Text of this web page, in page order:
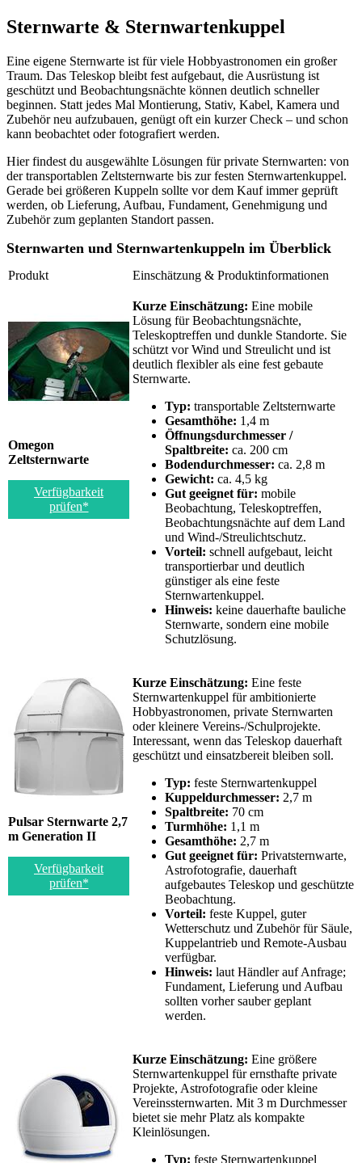
Sternwarte & Sternwartenkuppel
Eine eigene Sternwarte ist für viele Hobbyastronomen ein großer
Traum. Das Teleskop bleibt fest aufgebaut, die Ausrüstung ist
geschützt und Beobachtungsnächte können deutlich schneller
beginnen. Statt jedes Mal Montierung, Stativ, Kabel, Kamera und
Zubehör neu aufzubauen, genügt oft ein kurzer Check – und schon
kann beobachtet oder fotografiert werden.
Hier findest du ausgewählte Lösungen für private Sternwarten: von
der transportablen Zeltsternwarte bis zur festen Sternwartenkuppel.
Gerade bei größeren Kuppeln sollte vor dem Kauf immer geprüft
werden, ob Lieferung, Aufbau, Fundament, Genehmigung und
Zubehör zum geplanten Standort passen.
Sternwarten und Sternwartenkuppeln im Überblick
Produkt Einschätzung & Produktinformationen
Omegon
Zeltsternwarte
Verfügbarkeit
prüfen*
Kurze Einschätzung: Eine mobile
Lösung für Beobachtungsnächte,
Teleskoptreffen und dunkle Standorte. Sie
schützt vor Wind und Streulicht und ist
deutlich flexibler als eine fest gebaute
Sternwarte.
Typ: transportable Zeltsternwarte
Gesamthöhe: 1,4 m
Öffnungsdurchmesser /
Spaltbreite: ca. 200 cm
Bodendurchmesser: ca. 2,8 m
Gewicht: ca. 4,5 kg
Gut geeignet für: mobile
Beobachtung, Teleskoptreffen,
Beobachtungsnächte auf dem Land
und Wind-/Streulichtschutz.
Vorteil: schnell aufgebaut, leicht
transportierbar und deutlich
günstiger als eine feste
Sternwartenkuppel.
Hinweis: keine dauerhafte bauliche
Sternwarte, sondern eine mobile
Schutzlösung.
Pulsar Sternwarte 2,7
m Generation II
Verfügbarkeit
prüfen*
Kurze Einschätzung: Eine feste
Sternwartenkuppel für ambitionierte
Hobbyastronomen, private Sternwarten
oder kleinere Vereins-/Schulprojekte.
Interessant, wenn das Teleskop dauerhaft
geschützt und einsatzbereit bleiben soll.
Typ: feste Sternwartenkuppel
Kuppeldurchmesser: 2,7 m
Spaltbreite: 70 cm
Turmhöhe: 1,1 m
Gesamthöhe: 2,7 m
Gut geeignet für: Privatsternwarte,
Astrofotografie, dauerhaft
aufgebautes Teleskop und geschützte
Beobachtung.
Vorteil: feste Kuppel, guter
Wetterschutz und Zubehör für Säule,
Kuppelantrieb und Remote-Ausbau
verfügbar.
Hinweis: laut Händler auf Anfrage;
Fundament, Lieferung und Aufbau
sollten vorher sauber geplant
werden.
Kurze Einschätzung: Eine größere
Sternwartenkuppel für ernsthafte private
Projekte, Astrofotografie oder kleine
Vereinssternwarten. Mit 3 m Durchmesser
bietet sie mehr Platz als kompakte
Kleinlösungen.
Typ: feste Sternwartenkuppel